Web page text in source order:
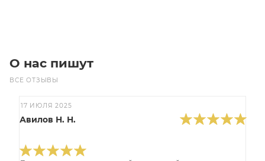
О нас пишут
ВСЕ ОТЗЫВЫ
17 ИЮЛЯ 2025
Авилов Н. Н.